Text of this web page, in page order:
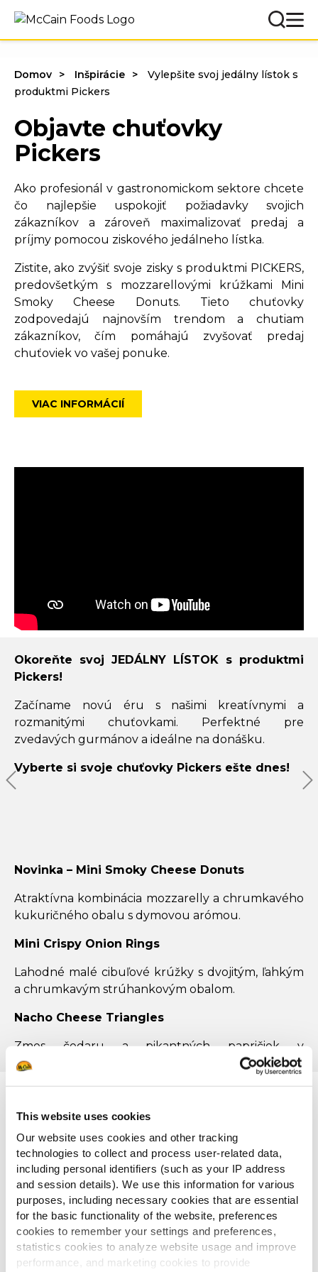
This website uses cookies
Our website uses cookies and other tracking
technologies to collect and process user-related data,
including personal identifiers (such as your IP address
and session details). We use this information for various
purposes, including necessary cookies that are essential
for the basic functionality of the website, preferences
cookies to remember your settings and preferences,
statistics cookies to analyze website usage and improve
performance, and marketing cookies to provide
Domov Inšpirácie
Vylepšite svoj jedálny lístok s
produktmi Pickers
Objavte chuťovky
Pickers
Ako profesionál v gastronomickom sektore chcete
čo najlepšie uspokojiť požiadavky svojich
zákazníkov a zároveň maximalizovať predaj a
príjmy pomocou ziskového jedálneho lístka.
Zistite, ako zvýšiť svoje zisky s produktmi PICKERS,
predovšetkým s mozzarellovými krúžkami Mini
Smoky Cheese Donuts. Tieto chuťovky
zodpovedajú najnovším trendom a chutiam
zákazníkov, čím pomáhajú zvyšovať predaj
chuťoviek vo vašej ponuke.
VIAC INFORMÁCIÍ
Okoreňte svoj JEDÁLNY LÍSTOK s produktmi
Pickers!
Začíname novú éru s našimi kreatívnymi a
rozmanitými chuťovkami. Perfektné pre
zvedavých gurmánov a ideálne na donášku.
Vyberte si svoje chuťovky Pickers ešte dnes!
Novinka – Mini Smoky Cheese Donuts
Atraktívna kombinácia mozzarelly a chrumkavého
kukuričného obalu s dymovou arómou.
Mini Crispy Onion Rings
Lahodné malé cibuľové krúžky s dvojitým, ľahkým
a chrumkavým strúhankovým obalom.
Nacho Cheese Triangles
Zmes čedaru a pikantných papričiek v
chrumkavom obale s kúskami nachos.
Nepremeškajte príležitosť a prekvapte svojich
chuťovky, pretože trendy naznačujú, že v roku
2025 sa stanú najobľúbenejšou voľbou na
jedálnom lístku.
Vyberte si chuťovky Pickers a získajte dodatočný
zisk.
Vyplňte formulár a kontaktujte nás.